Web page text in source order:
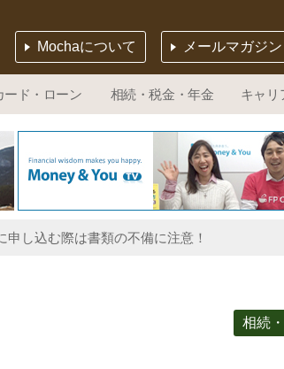
メールマガジン
Mochaについて
ード・ローン 相続・税金・年金 キャリ
申し込む際は書類の不備に注意！
相続